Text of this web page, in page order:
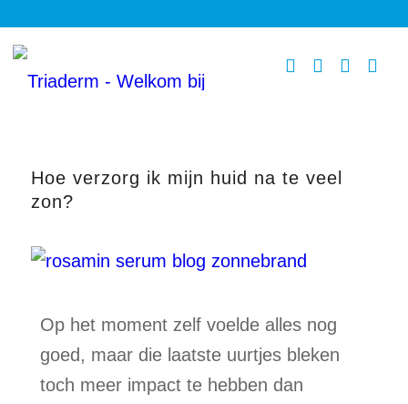
Hoe verzorg ik mijn huid na te veel
zon?
Op het moment zelf voelde alles nog
goed, maar die laatste uurtjes bleken
toch meer impact te hebben dan